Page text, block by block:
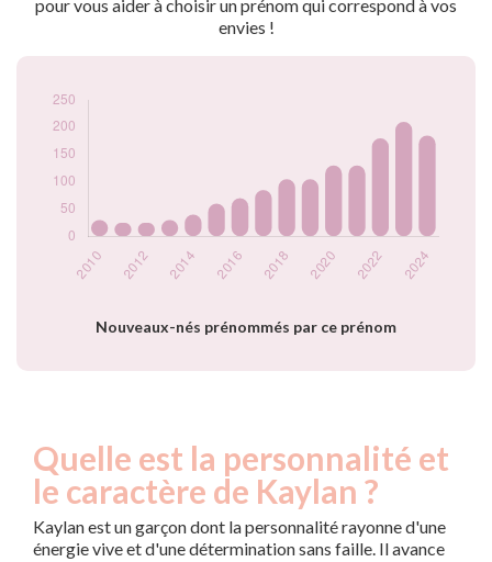
pour vous aider à choisir un prénom qui correspond à vos
envies !
Nouveaux-nés prénommés par ce prénom
Popularité du
2015
60
2019
105
2020
130
2021
130
2022
180
210
185
Quelle est la personnalité et
le caractère de Kaylan ?
Kaylan est un garçon dont la personnalité rayonne d'une
énergie vive et d'une détermination sans faille. Il avance